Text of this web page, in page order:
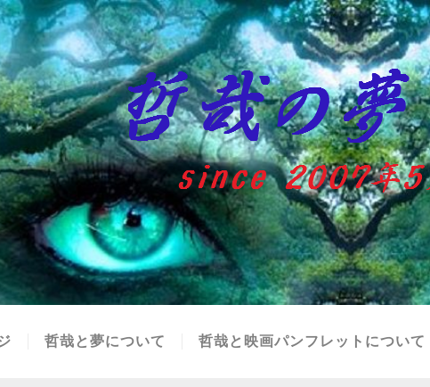
哲哉と夢について 哲哉と映画パンフレットについて